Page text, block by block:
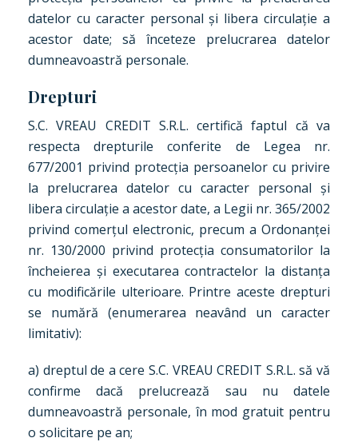
datelor cu caracter personal și libera circulație a
acestor date; să înceteze prelucrarea datelor
dumneavoastră personale.
Drepturi
S.C. VREAU CREDIT S.R.L. certifică faptul că va
respecta drepturile conferite de Legea nr.
677/2001 privind protecția persoanelor cu privire
la prelucrarea datelor cu caracter personal și
libera circulație a acestor date, a Legii nr. 365/2002
privind comerțul electronic, precum a Ordonanței
nr. 130/2000 privind protecția consumatorilor la
încheierea și executarea contractelor la distanța
cu modificările ulterioare. Printre aceste drepturi
se numără (enumerarea neavând un caracter
limitativ):
a) dreptul de a cere S.C. VREAU CREDIT S.R.L. să vă
confirme dacă prelucrează sau nu datele
dumneavoastră personale, în mod gratuit pentru
o solicitare pe an;